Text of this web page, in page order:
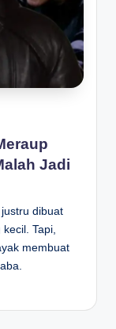
Jadi
dibuat
Tapi,
membuat